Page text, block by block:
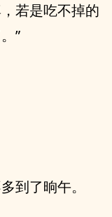
若是吃不掉的
”
到了晌午。